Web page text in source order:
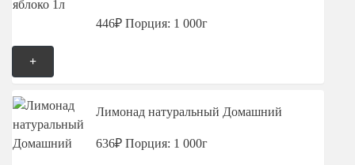
446₽ Порция: 1 000г
+
Лимонад натуральный Домашний
636₽ Порция: 1 000г